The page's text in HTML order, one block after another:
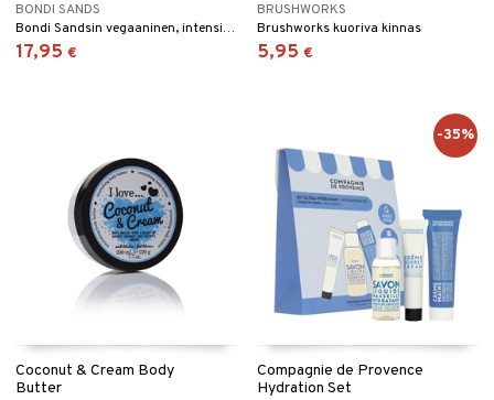
BONDI SANDS
Bondi Sandsin vegaaninen, intensiivisesti kosteuttava seerumi
17,95 €
BRUSHWORKS
Brushworks kuoriva kinnas
5,95 €
Coconut & Cream Body
Butter
Compagnie de Provence
Hydration Set
-35%